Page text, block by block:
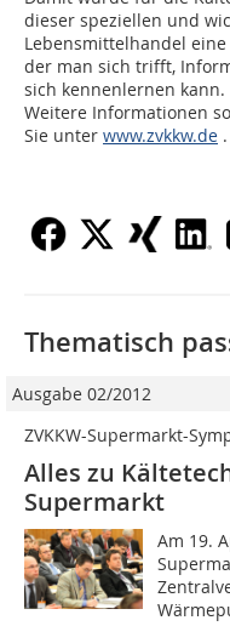
dieser speziellen und
Lebensmittelhandel
der man sich trifft,
sich kennenlernen kann.
Weitere Informationen
Sie unter www.zvkkw.de .
Thematisch
Ausgabe 02/2012
ZVKKW-Supermarkt-
Alles zu
Supermarkt
Am 19.